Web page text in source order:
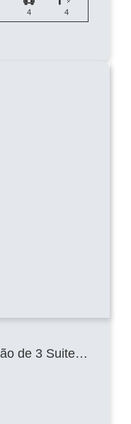
4 4
Apartamento de alto padrão de 3 Suites e 4 Suites na Enseada Azul em Guarapari